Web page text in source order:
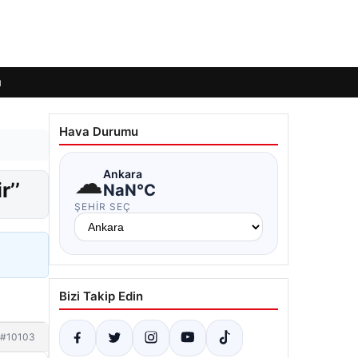
#10103
Hava Durumu
☁Ankara
NaN°C
ŞEHIR SEÇ
Bizi Takip Edin